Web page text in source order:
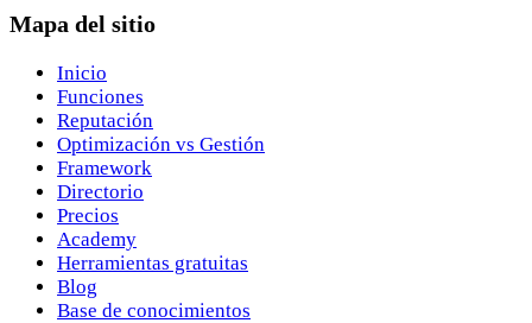
Mapa del sitio
Inicio
Funciones
Reputación
Optimización vs Gestión
Framework
Directorio
Precios
Academy
Herramientas gratuitas
Blog
Base de conocimientos